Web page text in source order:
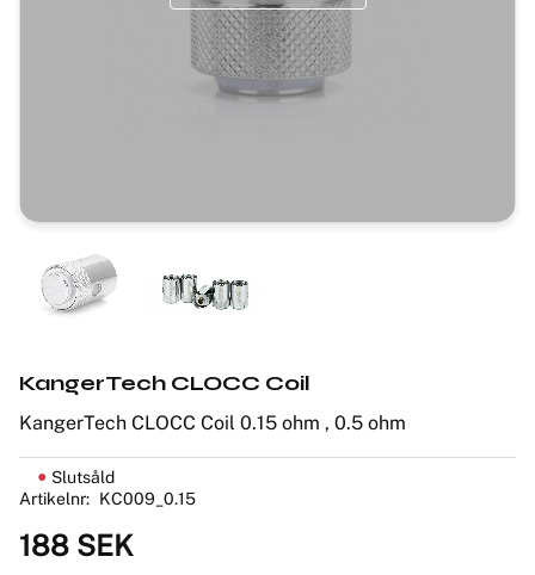
KangerTech CLOCC Coil
KangerTech CLOCC Coil 0.15 ohm , 0.5 ohm
188 SEK
Slutsåld
Artikelnr
KC009_0.15